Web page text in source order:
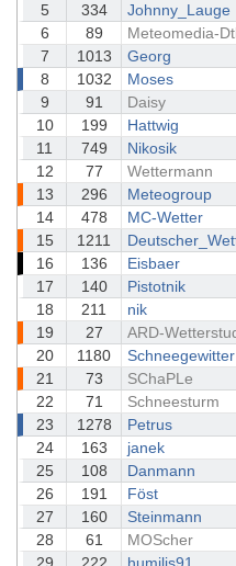
5
334 Johnny_Lauge
6
89 Meteomedia-
7
1013 Georg
8
1032 Moses
9
91 Daisy
10
199 Hattwig
11
749 Nikosik
12
77 Wettermann
13
296 Meteogroup
14
478 MC-Wetter
15
1211
16
136 Eisbaer
17
140 Pistotnik
18
211 nik
19
27 ARD-
20
1180 Schneegewitter
21
73 SChaPLe
22
71 Schneesturm
23
1278 Petrus
24
163 janek
25
108 Danmann
26
191 Föst
27
160 Steinmann
28
61 MOScher